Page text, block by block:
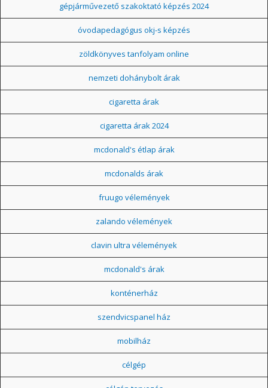
gépjárművezető szakoktató képzés 2024
óvodapedagógus okj-s képzés
zöldkönyves tanfolyam online
nemzeti dohánybolt árak
cigaretta árak
cigaretta árak 2024
mcdonald's étlap árak
mcdonalds árak
fruugo vélemények
zalando vélemények
clavin ultra vélemények
mcdonald's árak
konténerház
szendvicspanel ház
mobilház
célgép